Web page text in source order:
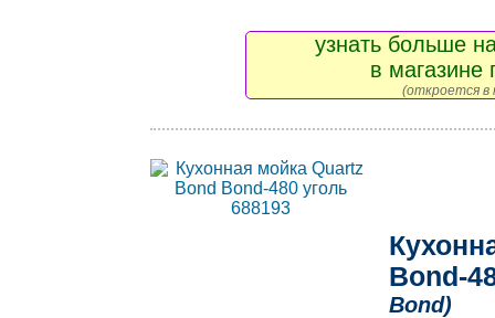
узнать больше
в магазине
(откроется в
Bond-
Bond)